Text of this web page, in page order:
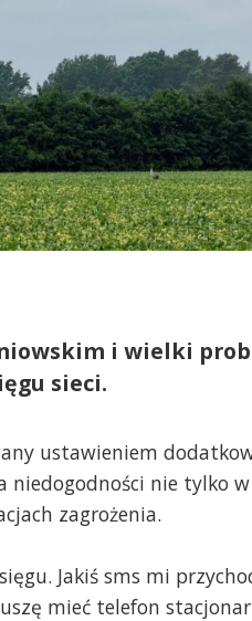
i wielki
sieci.
ustawieniem
niedogodności nie tylko
zagrożenia.
Jakiś sms mi
mieć telefon